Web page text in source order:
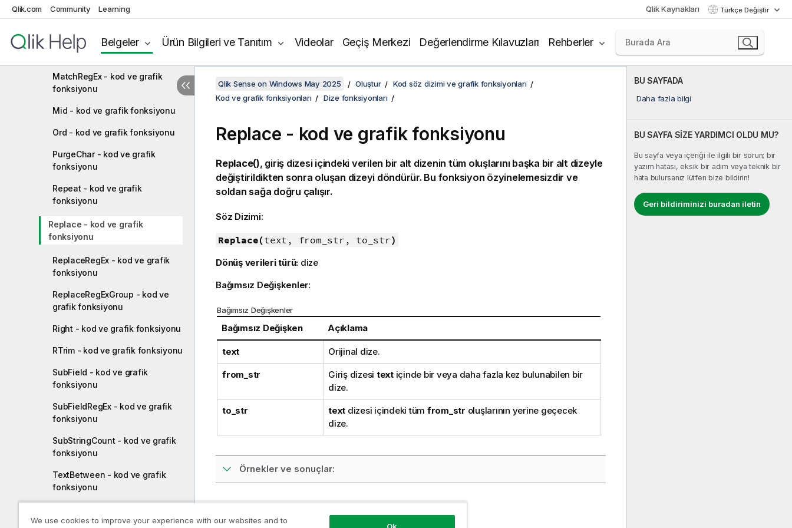
Qlik.com Community Learning Qlik Kaynakları Türkçe Değiştir
Belgeler Ürün Bilgileri ve Tanıtım Videolar Geçiş Merkezi Değerlendirme Kılavuzları Rehberler
Lower - kod ve grafik
fonksiyonu
LTrim - kod ve grafik fonksiyonu
MatchRegEx - kod ve grafik
fonksiyonu
Mid - kod ve grafik fonksiyonu
Ord - kod ve grafik fonksiyonu
PurgeChar - kod ve grafik
fonksiyonu
Repeat - kod ve grafik
fonksiyonu
Replace - kod ve grafik
fonksiyonu
ReplaceRegEx - kod ve grafik
fonksiyonu
ReplaceRegExGroup - kod ve
grafik fonksiyonu
Right - kod ve grafik fonksiyonu
RTrim - kod ve grafik fonksiyonu
SubField - kod ve grafik
fonksiyonu
SubFieldRegEx - kod ve grafik
fonksiyonu
SubStringCount - kod ve grafik
fonksiyonu
TextBetween - kod ve grafik
fonksiyonu
BU SAYFADA
Daha fazla bilgi
BU SAYFA SİZE YARDIMCI OLDU MU?
Bu sayfa veya içeriği ile ilgili bir sorun; bir
yazım hatası, eksik bir adım veya teknik bir
hata bulursanız lütfen bize bildirin!
Geri bildiriminizi buradan iletin
Qlik Sense on Windows May 2025 Oluştur
Kod söz dizimi ve grafik fonksiyonları
Kod ve grafik fonksiyonları
Dize fonksiyonları
Replace - kod ve grafik fonksiyonu
Replace(), giriş dizesi içindeki verilen bir alt dizenin tüm oluşlarını başka bir alt dizeyle
değiştirildikten sonra oluşan dizeyi döndürür. Bu fonksiyon özyinelemesizdir ve
soldan sağa doğru çalışır.
Söz Dizimi:
Replace(text, from_str, to_str)
Dönüş verileri türü: dize
Bağımsız Değişkenler:
Bağımsız Değişkenler
Bağımsız Değişken Açıklama
text Orijinal dize.
from_str Giriş dizesi textiçinde bir veya daha fazla kez bulunabilen bir
dize.
to_str text dizesi içindeki tüm from_str oluşlarının yerine geçecek
dize.
Örnekler ve sonuçlar:
Daha fazla bilgi
We use cookies to improve your experience with our websites and to